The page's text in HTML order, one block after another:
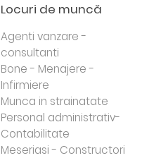
Locuri de muncă
Agenti vanzare -
consultanti
Bone - Menajere -
Infirmiere
Munca in strainatate
Personal administrativ-
Contabilitate
Meseriasi - Constructori